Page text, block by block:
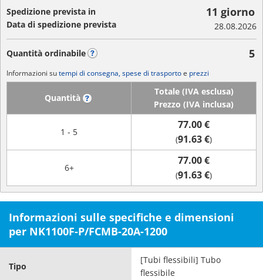
Spedizione prevista in
Data di spedizione prevista
11 giorno
28.08.2026
Quantità ordinabile 5
Informazioni sutempi di consegna, spese di trasportoe prezzi
Quantità
Totale (IVA esclusa)
Prezzo (IVA inclusa)
1 - 5
77.00 €
(91.63 €)
6+
77.00 €
(91.63 €)
Informazioni sulle specifiche e dimensioni
per NK1100F-P/FCMB-20A-1200
Tipo
[Tubi flessibili] Tubo
flessibile